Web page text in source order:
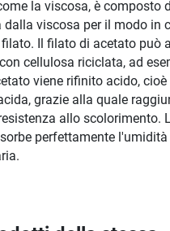
la viscosa, è composto
viscosa per il modo in
Il filato di acetato può
cellulosa riciclata, ad
viene rifinito acido,
grazie alla quale
allo scolorimento.
perfettamente l'umidità